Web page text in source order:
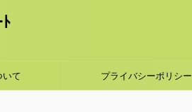
いて プライバシーポリシー